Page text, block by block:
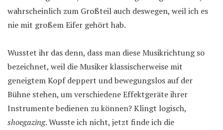
wahrscheinlich zum Großteil auch deswegen, weil ich es
nie mit großem Eifer gehört hab.
Wusstet ihr das denn, dass man diese Musikrichtung so
bezeichnet, weil die Musiker klassischerweise mit
geneigtem Kopf deppert und bewegungslos auf der
Bühne stehen, um verschiedene Effektgeräte ihrer
Instrumente bedienen zu können? Klingt logisch,
shoegazing. Wusste ich nicht, jetzt finde ich die